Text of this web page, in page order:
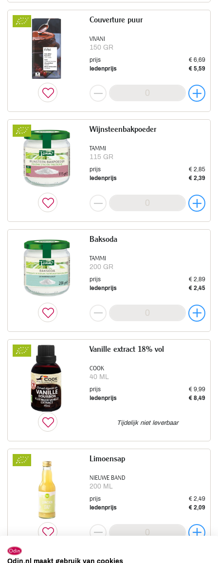
VIVANI
150 GR
Couverture puur
prijs
€ 6,69
ledenprijs
€ 5,59
TAMMI
115 GR
Wijnsteenbakpoeder
prijs
€ 2,85
ledenprijs
€ 2,39
TAMMI
200 GR
Baksoda
prijs
€ 2,89
ledenprijs
€ 2,45
COOK
40 ML
Vanille extract 18% vol
prijs
€ 9,99
ledenprijs
€ 8,49
Tijdelijk niet leverbaar
NIEUWE BAND
200 ML
Limoensap
prijs
€ 2,49
ledenprijs
€ 2,09
Odin.nl maakt gebruik van cookies